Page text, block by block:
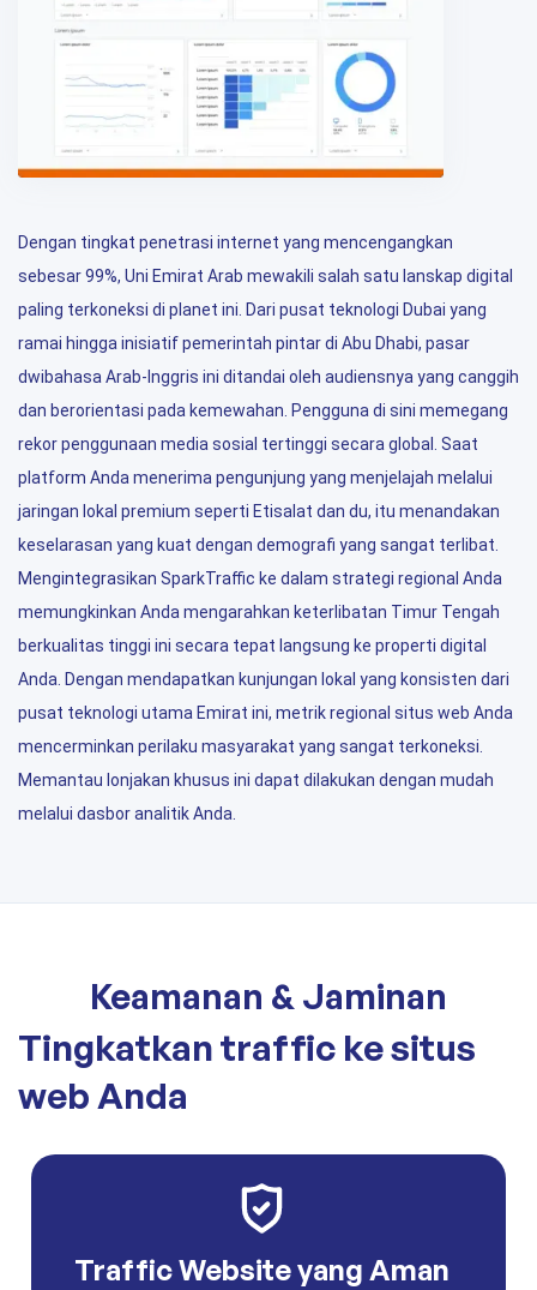
Dengan tingkat penetrasi internet yang mencengangkan
sebesar 99%, Uni Emirat Arab mewakili salah satu lanskap digital
paling terkoneksi di planet ini. Dari pusat teknologi Dubai yang
ramai hingga inisiatif pemerintah pintar di Abu Dhabi, pasar
dwibahasa Arab-Inggris ini ditandai oleh audiensnya yang canggih
dan berorientasi pada kemewahan. Pengguna di sini memegang
rekor penggunaan media sosial tertinggi secara global. Saat
platform Anda menerima pengunjung yang menjelajah melalui
jaringan lokal premium seperti Etisalat dan du, itu menandakan
keselarasan yang kuat dengan demografi yang sangat terlibat.
Mengintegrasikan SparkTraffic ke dalam strategi regional Anda
memungkinkan Anda mengarahkan keterlibatan Timur Tengah
berkualitas tinggi ini secara tepat langsung ke properti digital
Anda. Dengan mendapatkan kunjungan lokal yang konsisten dari
pusat teknologi utama Emirat ini, metrik regional situs web Anda
mencerminkan perilaku masyarakat yang sangat terkoneksi.
Memantau lonjakan khusus ini dapat dilakukan dengan mudah
melalui dasbor analitik Anda.
Keamanan & Jaminan
Tingkatkan traffic ke situs
web Anda
Traffic Website yang Aman